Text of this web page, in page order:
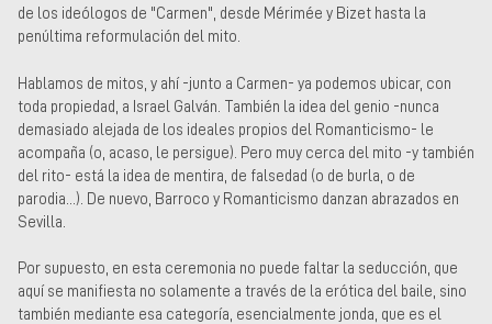
de los ideólogos de "Carmen", desde Mérimée y Bizet hasta la
penúltima reformulación del mito.
Hablamos de mitos, y ahí -junto a Carmen- ya podemos ubicar, con
toda propiedad, a Israel Galván. También la idea del genio -nunca
demasiado alejada de los ideales propios del Romanticismo- le
acompaña (o, acaso, le persigue). Pero muy cerca del mito -y también
del rito- está la idea de mentira, de falsedad (o de burla, o de
parodia...). De nuevo, Barroco y Romanticismo danzan abrazados en
Sevilla.
Por supuesto, en esta ceremonia no puede faltar la seducción, que
aquí se manifiesta no solamente a través de la erótica del baile, sino
también mediante esa categoría, esencialmente jonda, que es el